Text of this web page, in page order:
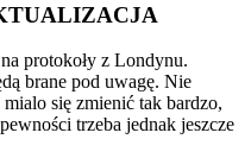
protokoły z Londynu.
brane pod uwagę. Nie
się zmienić tak bardzo,
trzeba jednak jeszcze